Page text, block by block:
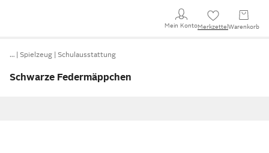
Mein KontoMerkzettel Warenkorb
… Spielzeug Schulausstattung
Schwarze Federmäppchen